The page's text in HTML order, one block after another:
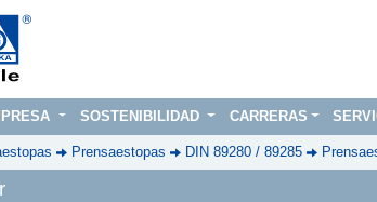
SOSTENIBILIDAD CARRERAS
Prensaestopas DIN 89280 / 89285